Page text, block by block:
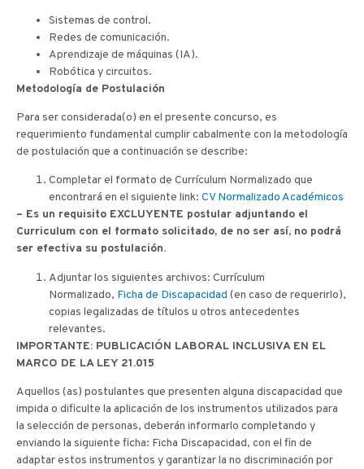
Sistemas de control.
Redes de comunicación.
Aprendizaje de máquinas (IA).
Robótica y circuitos.
Metodología de Postulación
Para ser considerada(o) en el presente concurso, es
requerimiento fundamental cumplir cabalmente con la metodología
de postulación que a continuación se describe:
Completar el formato de Currículum Normalizado que
encontrará en el siguiente link: CV Normalizado Académicos
– Es un requisito EXCLUYENTE postular adjuntando el
Curriculum con el formato solicitado, de no ser así, no podrá
ser efectiva su postulación.
Adjuntar los siguientes archivos: Currículum
Normalizado, Ficha de Discapacidad (en caso de requerirlo),
copias legalizadas de títulos u otros antecedentes
relevantes.
IMPORTANTE: PUBLICACIÓN LABORAL INCLUSIVA EN EL
MARCO DE LA LEY 21.015
Aquellos (as) postulantes que presenten alguna discapacidad que
impida o dificulte la aplicación de los instrumentos utilizados para
la selección de personas, deberán informarlo completando y
enviando la siguiente ficha: Ficha Discapacidad, con el fin de
adaptar estos instrumentos y garantizar la no discriminación por